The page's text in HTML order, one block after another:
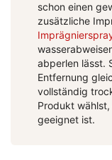
schon einen
zusätzliche
abperlen lässt.
Entfernung
vollständig
Produkt
geeignet ist.